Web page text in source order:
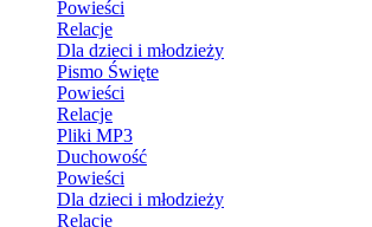
Powieści
Relacje
Dla dzieci i młodzieży
Pismo Święte
Powieści
Relacje
Pliki MP3
Duchowość
Powieści
Dla dzieci i młodzieży
Relacje